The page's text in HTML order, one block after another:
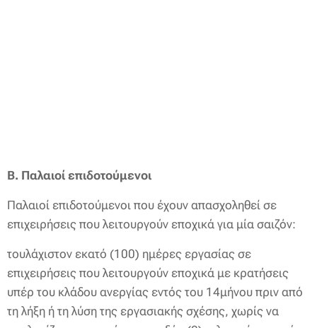
Β. Παλαιοί επιδοτούμενοι
Παλαιοί επιδοτούμενοι που έχουν απασχοληθεί σε
επιχειρήσεις που λειτουργούν εποχικά για μία σαιζόν:
τουλάχιστον εκατό (100) ημέρες εργασίας σε
επιχειρήσεις που λειτουργούν εποχικά με κρατήσεις
υπέρ του κλάδου ανεργίας εντός του 14μήνου πριν από
τη λήξη ή τη λύση της εργασιακής σχέσης, χωρίς να